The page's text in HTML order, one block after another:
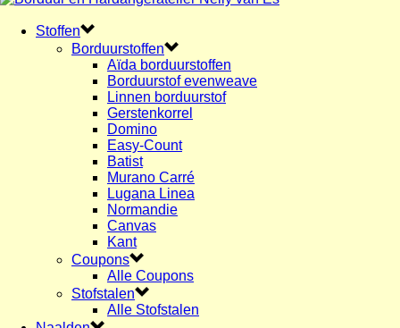
Stoffen
Borduurstoffen
Aïda borduurstoffen
Borduurstof evenweave
Linnen borduurstof
Gerstenkorrel
Domino
Easy-Count
Batist
Murano Carré
Lugana Linea
Normandie
Canvas
Kant
Coupons
Alle Coupons
Stofstalen
Alle Stofstalen